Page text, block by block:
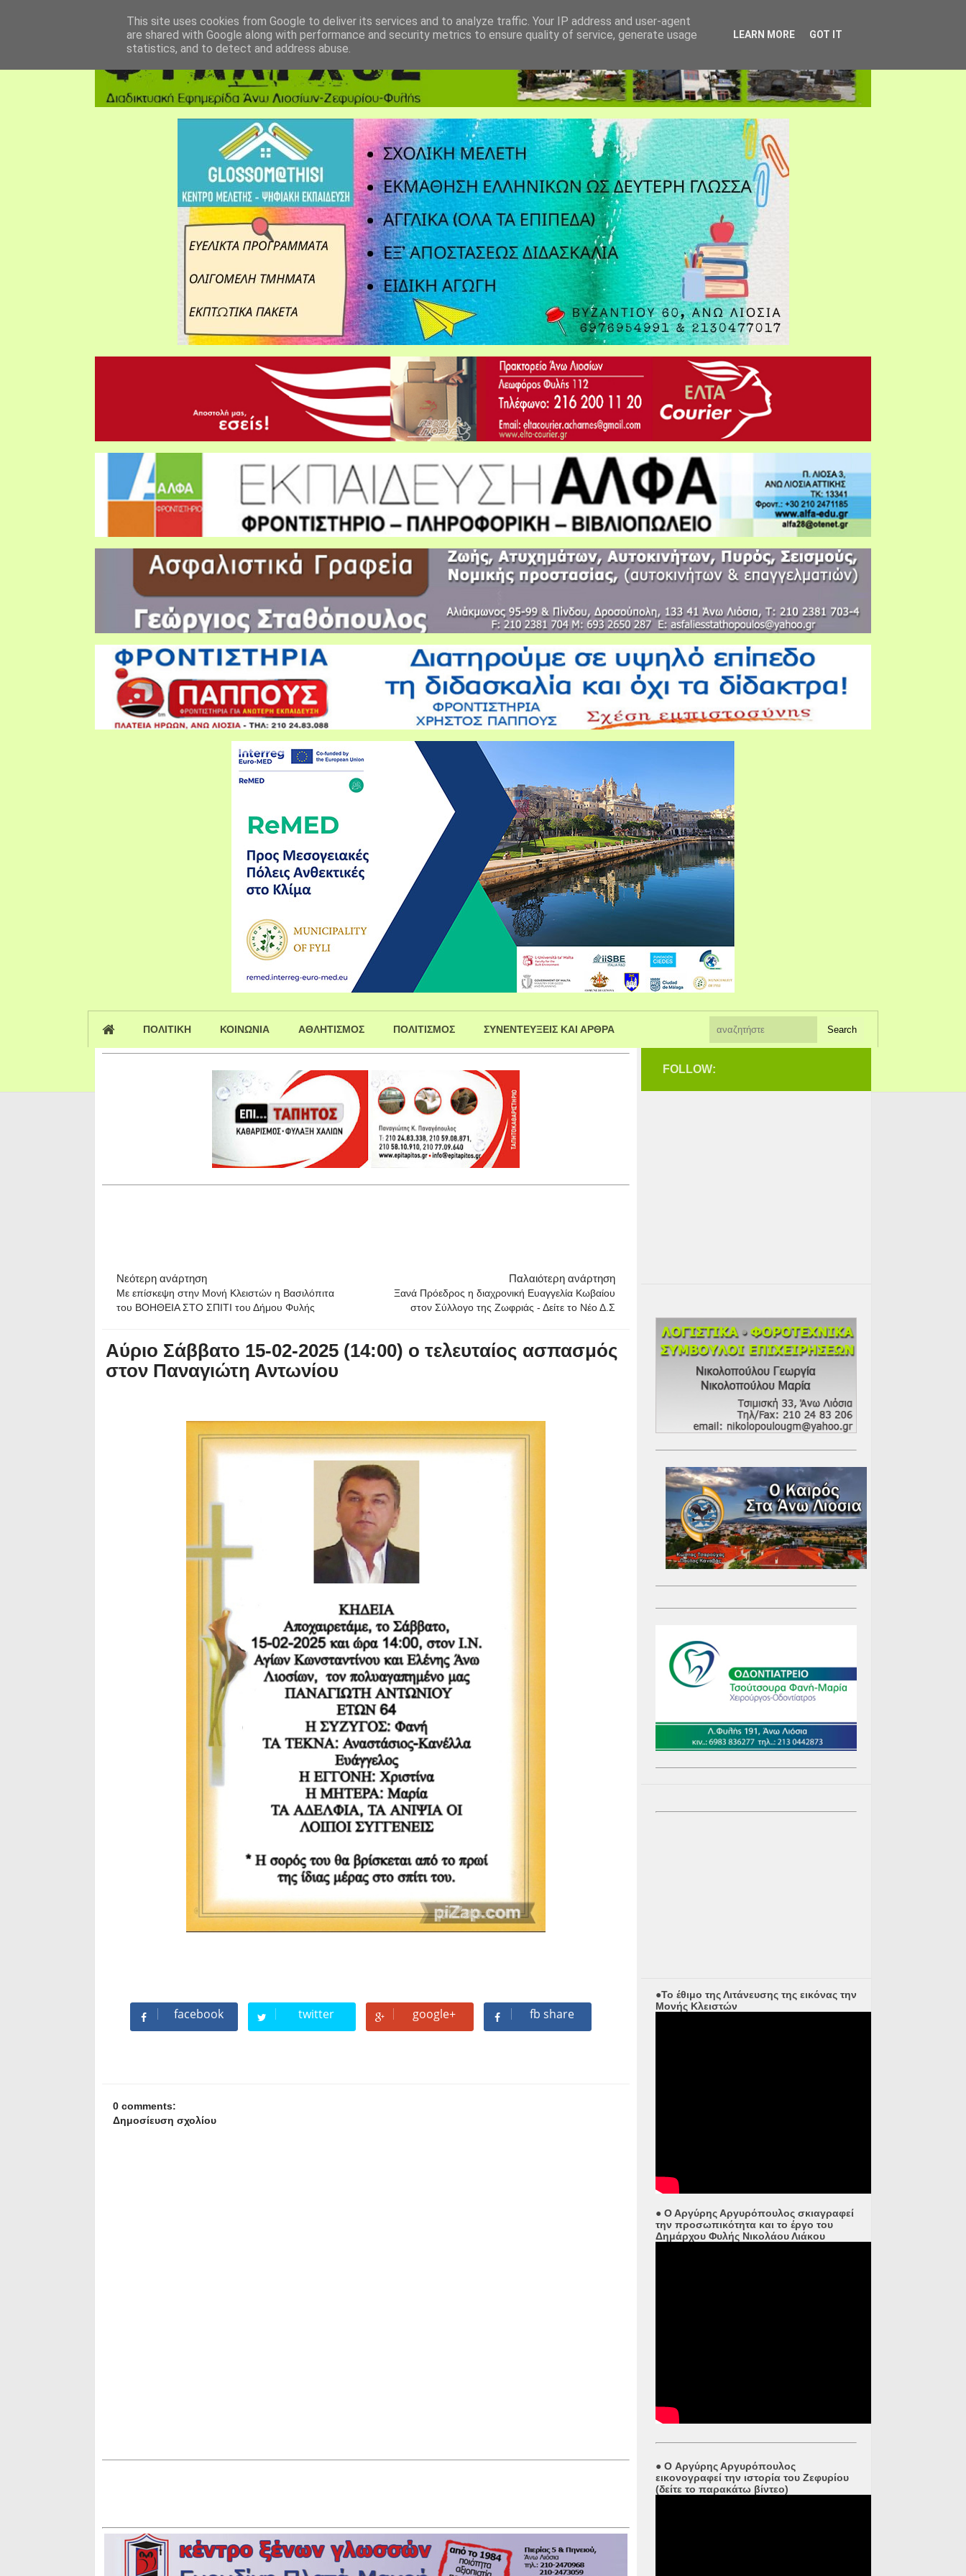
ΠΟΛΙΤΙΚΗ ΚΟΙΝΩΝΙΑ ΑΘΛΗΤΙΣΜΟΣ ΠΟΛΙΤΙΣΜΟΣ ΣΥΝΕΝΤΕΥΞΕΙΣ ΚΑΙ ΑΡΘΡΑ
Νεότερη ανάρτηση
Με επίσκεψη στην Μονή Κλειστών η Βασιλόπιτα
του ΒΟΗΘΕΙΑ ΣΤΟ ΣΠΙΤΙ του Δήμου Φυλής
Παλαιότερη ανάρτηση
Ξανά Πρόεδρος η διαχρονική Ευαγγελία Κωβαίου
στον Σύλλογο της Ζωφριάς - Δείτε το Νέο Δ.Σ
Αύριο Σάββατο 15-02-2025 (14:00) ο τελευταίος ασπασμός
στον Παναγιώτη Αντωνίου
facebook twitter google+ fb share
0 comments:
Δημοσίευση σχολίου
FOLLOW:
●Το έθιμο της Λιτάνευσης της εικόνας την
Μονής Κλειστών
● Ο Αργύρης Αργυρόπουλος σκιαγραφεί
την προσωπικότητα και το έργο του
Δημάρχου Φυλής Νικολάου Λιάκου
● O Αργύρης Αργυρόπουλος
εικονογραφεί την ιστορία του Ζεφυρίου
(δείτε το παρακάτω βίντεο)
This site uses cookies from Google to deliver its services and to analyze traffic. Your IP address and user-agent
are shared with Google along with performance and security metrics to ensure quality of service, generate usage
statistics, and to detect and address abuse.
LEARN MORE GOT IT